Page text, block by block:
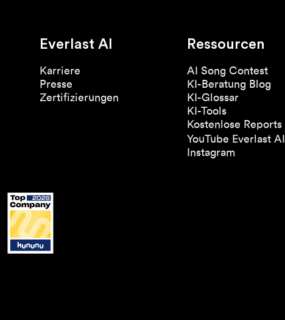
Everlast AI
Karriere
Presse
Zertifizierungen
Ressourcen
AI Song Contest
KI-Beratung Blog
KI-Glossar
KI-Tools
Kostenlose Reports
YouTube Everlast AI
Instagram